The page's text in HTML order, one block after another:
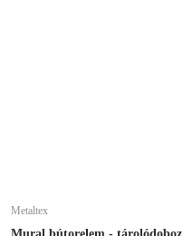
Metaltex